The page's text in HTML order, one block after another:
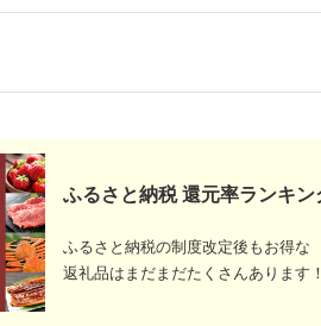
さと納
税
】【ノ
カッ
グレ
5.0
愛知県 みよし市
ノリタケ ＜オーチャ
ードガーデン＞ティ
長崎県 佐世保市
G162p 〈平戸
窯〉創作染付
ふるさと納税 還元率ランキン
ふるさと納税の制度改定後もお得な
返礼品はまだまだたくさんあります！